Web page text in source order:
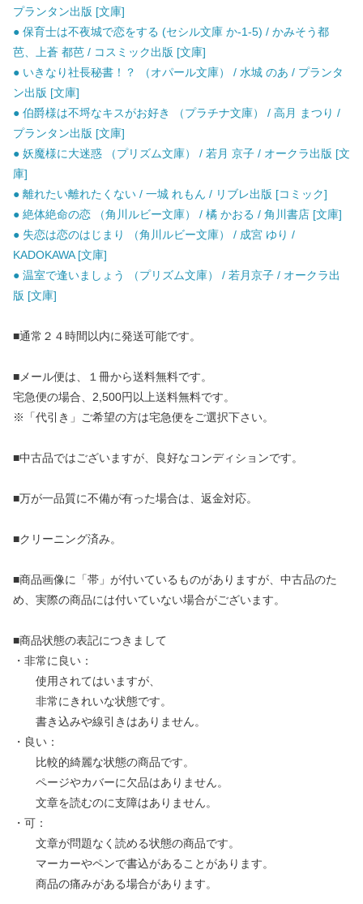
プランタン出版 [文庫]
● 保育士は不夜城で恋をする (セシル文庫 か-1-5) / かみそう都
芭、上蒼 都芭 / コスミック出版 [文庫]
● いきなり社長秘書！？ （オパール文庫） / 水城 のあ / プランタ
ン出版 [文庫]
● 伯爵様は不埒なキスがお好き （プラチナ文庫） / 高月 まつり /
プランタン出版 [文庫]
● 妖魔様に大迷惑 （プリズム文庫） / 若月 京子 / オークラ出版 [文
庫]
● 離れたい離れたくない / 一城 れもん / リブレ出版 [コミック]
● 絶体絶命の恋 （角川ルビー文庫） / 橘 かおる / 角川書店 [文庫]
● 失恋は恋のはじまり （角川ルビー文庫） / 成宮 ゆり /
KADOKAWA [文庫]
● 温室で逢いましょう （プリズム文庫） / 若月京子 / オークラ出
版 [文庫]
■通常２４時間以内に発送可能です。
■メール便は、１冊から送料無料です。
宅急便の場合、2,500円以上送料無料です。
※「代引き」ご希望の方は宅急便をご選択下さい。
■中古品ではございますが、良好なコンディションです。
■万が一品質に不備が有った場合は、返金対応。
■クリーニング済み。
■商品画像に「帯」が付いているものがありますが、中古品のた
め、実際の商品には付いていない場合がございます。
■商品状態の表記につきまして
・非常に良い：
使用されてはいますが、
非常にきれいな状態です。
書き込みや線引きはありません。
・良い：
比較的綺麗な状態の商品です。
ページやカバーに欠品はありません。
文章を読むのに支障はありません。
・可：
文章が問題なく読める状態の商品です。
マーカーやペンで書込があることがあります。
商品の痛みがある場合があります。